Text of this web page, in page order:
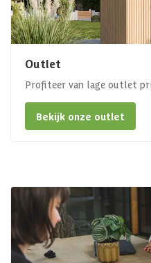
Outlet
Profiteer van lage outlet
Bekijk onze outlet